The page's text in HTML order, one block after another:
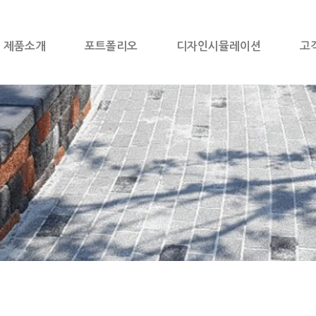
제품소개 포트폴리오 디자인시뮬레이션 고